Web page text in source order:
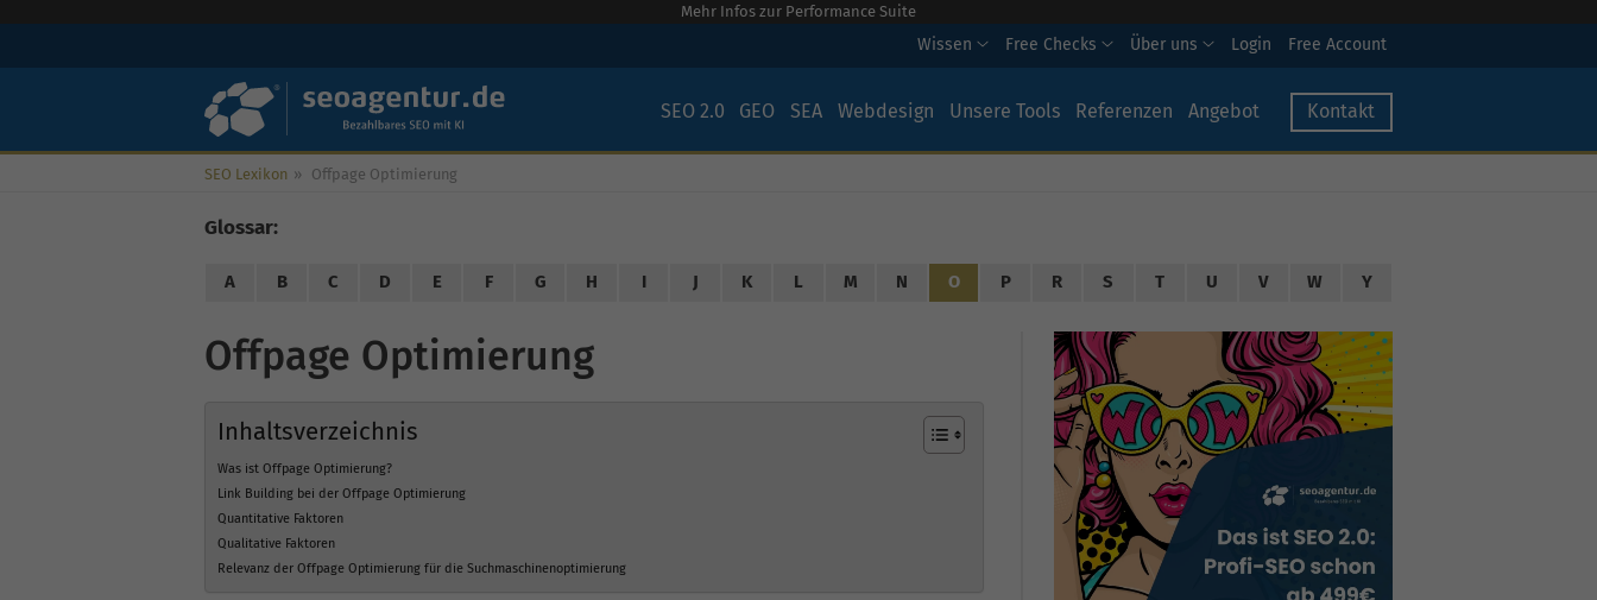
Mehr Infos zur Performance Suite
Wissen Free Checks Über uns Login Free Account
SEO 2.0 GEO SEA Webdesign Unsere Tools Referenzen Angebot Kontakt
SEO Lexikon » Offpage Optimierung
Glossar:
A B C D E F G H I J K L M N O P R S T U V W Y
Offpage Optimierung
Inhaltsverzeichnis
Was ist Offpage Optimierung?
Link Building bei der Offpage Optimierung
Quantitative Faktoren
Qualitative Faktoren
Relevanz der Offpage Optimierung für die Suchmaschinenoptimierung